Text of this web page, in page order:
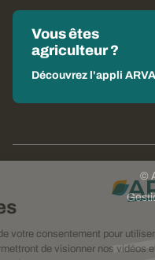
vos cookies
Nous avons besoin de votre
cookies qui vous permettront
Vous êtes
agriculteur ?
Découvrez l'appli
©